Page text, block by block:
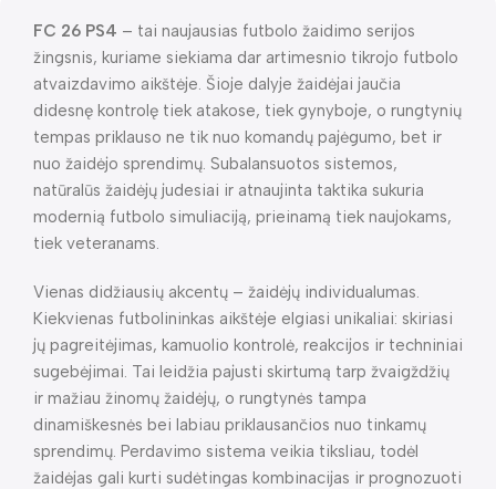
FC 26 PS4 – tai naujausias futbolo žaidimo serijos
žingsnis, kuriame siekiama dar artimesnio tikrojo futbolo
atvaizdavimo aikštėje. Šioje dalyje žaidėjai jaučia
didesnę kontrolę tiek atakose, tiek gynyboje, o rungtynių
tempas priklauso ne tik nuo komandų pajėgumo, bet ir
nuo žaidėjo sprendimų. Subalansuotos sistemos,
natūralūs žaidėjų judesiai ir atnaujinta taktika sukuria
modernią futbolo simuliaciją, prieinamą tiek naujokams,
tiek veteranams.
Vienas didžiausių akcentų – žaidėjų individualumas.
Kiekvienas futbolininkas aikštėje elgiasi unikaliai: skiriasi
jų pagreitėjimas, kamuolio kontrolė, reakcijos ir techniniai
sugebėjimai. Tai leidžia pajusti skirtumą tarp žvaigždžių
ir mažiau žinomų žaidėjų, o rungtynės tampa
dinamiškesnės bei labiau priklausančios nuo tinkamų
sprendimų. Perdavimo sistema veikia tiksliau, todėl
žaidėjas gali kurti sudėtingas kombinacijas ir prognozuoti